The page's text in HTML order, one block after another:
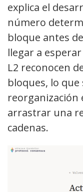
explica el
número
bloque antes
llegar a
L2 reconocen
bloques, lo
reorganización
arrastrar una
cadenas.